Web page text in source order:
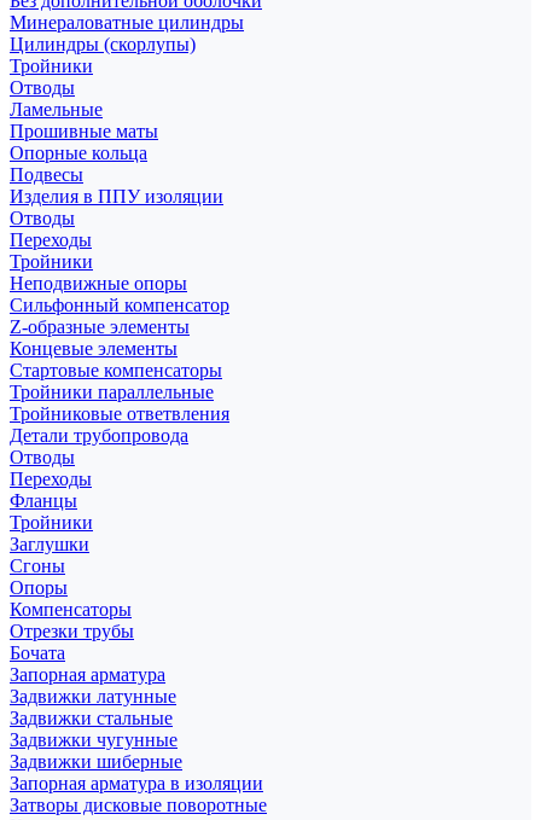
Минераловатные цилиндры
Цилиндры (скорлупы)
Тройники
Отводы
Ламельные
Прошивные маты
Опорные кольца
Подвесы
Изделия в ППУ изоляции
Отводы
Переходы
Тройники
Неподвижные опоры
Cильфонный компенсатор
Z-образные элементы
Концевые элементы
Стартовые компенсаторы
Тройники параллельные
Тройниковые ответвления
Детали трубопровода
Отводы
Переходы
Фланцы
Тройники
Заглушки
Сгоны
Опоры
Компенсаторы
Отрезки трубы
Бочата
Запорная арматура
Задвижки латунные
Задвижки стальные
Задвижки чугунные
Задвижки шиберные
Запорная арматура в изоляции
Затворы дисковые поворотные